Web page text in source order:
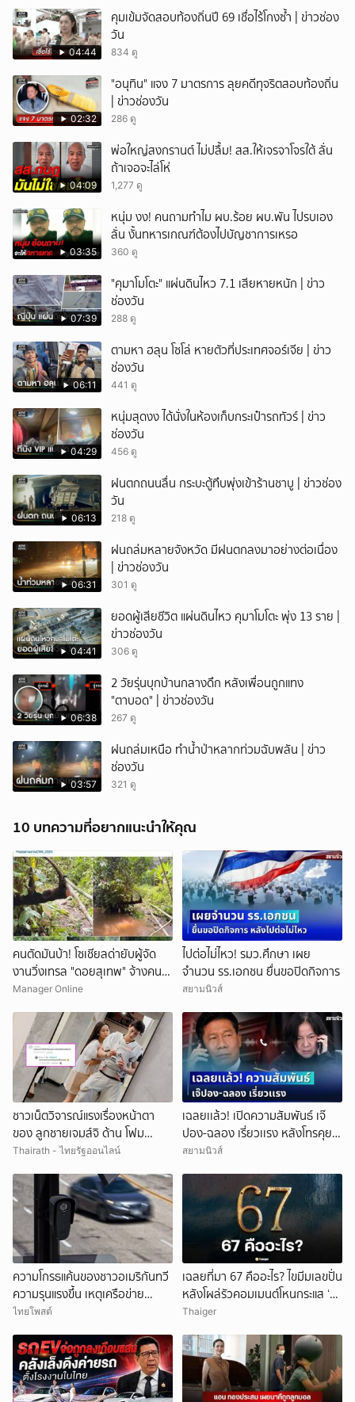
04:44
คุมเข้มจัดสอบท้องถิ่นปี 69 เชื่อไร้โกงซ้ำ | ข่าวช่อง
วัน
834 ดู
02:32
"อนุทิน" แจง 7 มาตรการ ลุยคดีทุจริตสอบท้องถิ่น
| ข่าวช่องวัน
286 ดู
04:09
พ่อใหญ่สงกรานต์ ไม่ปลื้ม! สส.ให้เจรจาโจรใต้ ลั่น
ถ้าเจอจะไล่โห่
1,277 ดู
03:35
หนุ่ม งง! คนถามทำไม ผบ.ร้อย ผบ.พัน ไปรบเอง
ลั่น งั้นทหารเกณฑ์ต้องไปบัญชาการเหรอ
360 ดู
07:39
"คุมาโมโตะ" แผ่นดินไหว 7.1 เสียหายหนัก | ข่าว
ช่องวัน
288 ดู
06:11
ตามหา ฮลุน โซโล่ หายตัวที่ประเทศจอร์เจีย | ข่าว
ช่องวัน
441 ดู
04:29
หนุ่มสุดงง ได้นั่งในห้องเก็บกระเป๋ารถทัวร์ | ข่าว
ช่องวัน
456 ดู
06:13
ฝนตกถนนลื่น กระบะตู้ทึบพุ่งเข้าร้านชาบู | ข่าวช่อง
วัน
218 ดู
06:31
ฝนถล่มหลายจังหวัด มีฝนตกลงมาอย่างต่อเนื่อง
| ข่าวช่องวัน
301 ดู
04:41
ยอดผู้เสียชีวิต แผ่นดินไหว คุมาโมโตะ พุ่ง 13 ราย |
ข่าวช่องวัน
306 ดู
06:38
2 วัยรุ่นบุกบ้านกลางดึก หลังเพื่อนถูกแทง
"ตาบอด" | ข่าวช่องวัน
267 ดู
03:57
ฝนถล่มเหนือ ทำน้ำป่าหลากท่วมฉับพลัน | ข่าว
ช่องวัน
321 ดู
10 บทความที่อยากแนะนำให้คุณ
คนตัดมันบ้า! โซเชียลด่ายับผู้จัด
งานวิ่งเทรล "ดอยสุเทพ" จ้างคน
ตัดต้นไม้ปรับเส้นทางในเขตอุทยา
Manager Online
ไปต่อไม่ไหว! รมว.ศึกษา เผย
จำนวน รร.เอกชน ยื่นขอปิดกิจการ
สยามนิวส์
ชาวเน็ตวิจารณ์แรงเรื่องหน้าตา
ของ ลูกชายเจมส์จิ ด้าน โฟม
ภรรยา ไม่อยู่เฉย สวนกลับทันที
Thairath - ไทยรัฐออนไลน์
เฉลยเเล้ว! เปิดความสัมพันธ์ เจ๊
ปอง-ฉลอง เรี่ยวเเรง หลังโทรคุย
กลางรายการ
สยามนิวส์
ความโกรธแค้นของชาวอเมริกันทวี
ความรุนแรงขึ้น เหตุเครือข่าย
กล้องCCTVละเมิดความเป็นส่วน
ไทยโพสต์
เฉลยที่มา 67 คืออะไร? ไขมีมเลขปั่น
หลังโผล่รัวคอมเมนต์โหนกระแส ‘ยู
ทูบเบอร์หัวสี’
Thaiger